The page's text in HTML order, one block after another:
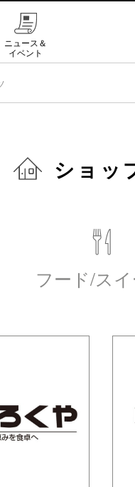
ニュース＆
イベント
ショッ
フード/ス